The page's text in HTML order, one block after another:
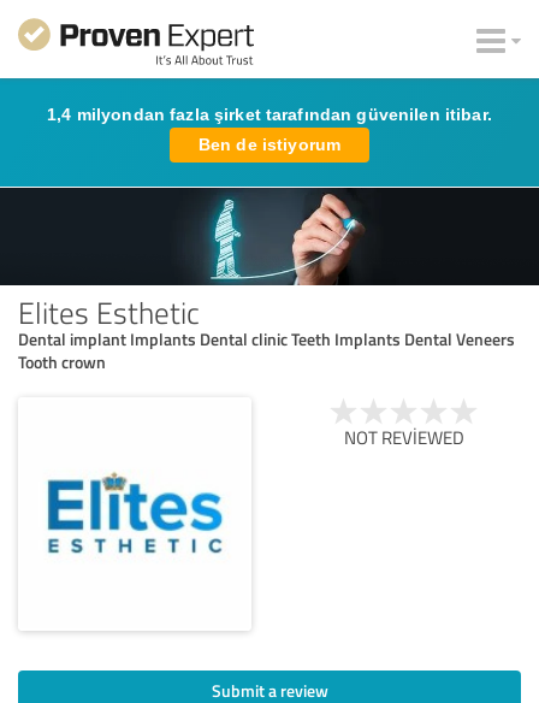
1,4 milyondan fazla şirket tarafından güvenilen itibar.
Ben de istiyorum
Elites Esthetic
Dental implant Implants Dental clinic Teeth Implants Dental Veneers
Tooth crown
NOT REVIEWED
Submit a review